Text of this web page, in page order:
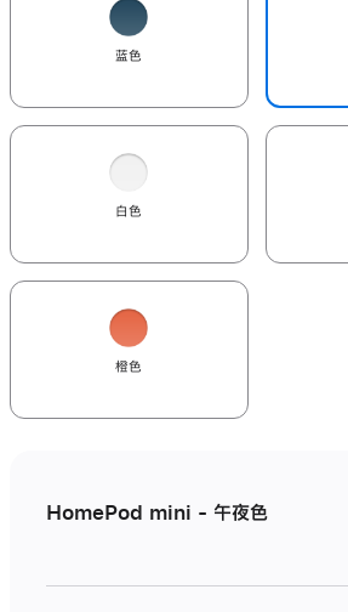
蓝色
白色
橙色
HomePod mini - 午夜色